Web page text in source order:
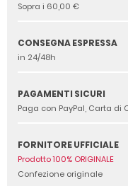
Sopra i 60,00 €
CONSEGNA ESPRESSA
in 24/48h
PAGAMENTI SICURI
Paga con PayPal, Carta di
FORNITORE UFFICIALE
Prodotto 100% ORIGINALE
Confezione originale